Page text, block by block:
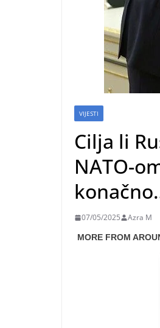
VIJESTI
Cilja li
NATO-
07/05/2025 Azra M